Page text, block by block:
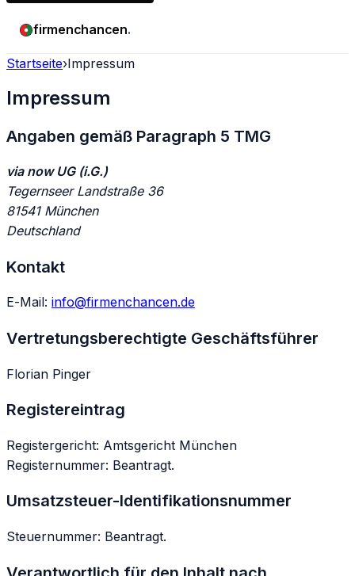
firmenchancen.
Startseite›Impressum
Impressum
Angaben gemäß Paragraph 5 TMG
via now UG (i.G.)
Tegernseer Landstraße 36
81541 München
Deutschland
Kontakt
E-Mail: info@firmenchancen.de
Vertretungsberechtigte Geschäftsführer
Florian Pinger
Registereintrag
Registergericht: Amtsgericht München
Registernummer: Beantragt.
Umsatzsteuer-Identifikationsnummer
Steuernummer: Beantragt.